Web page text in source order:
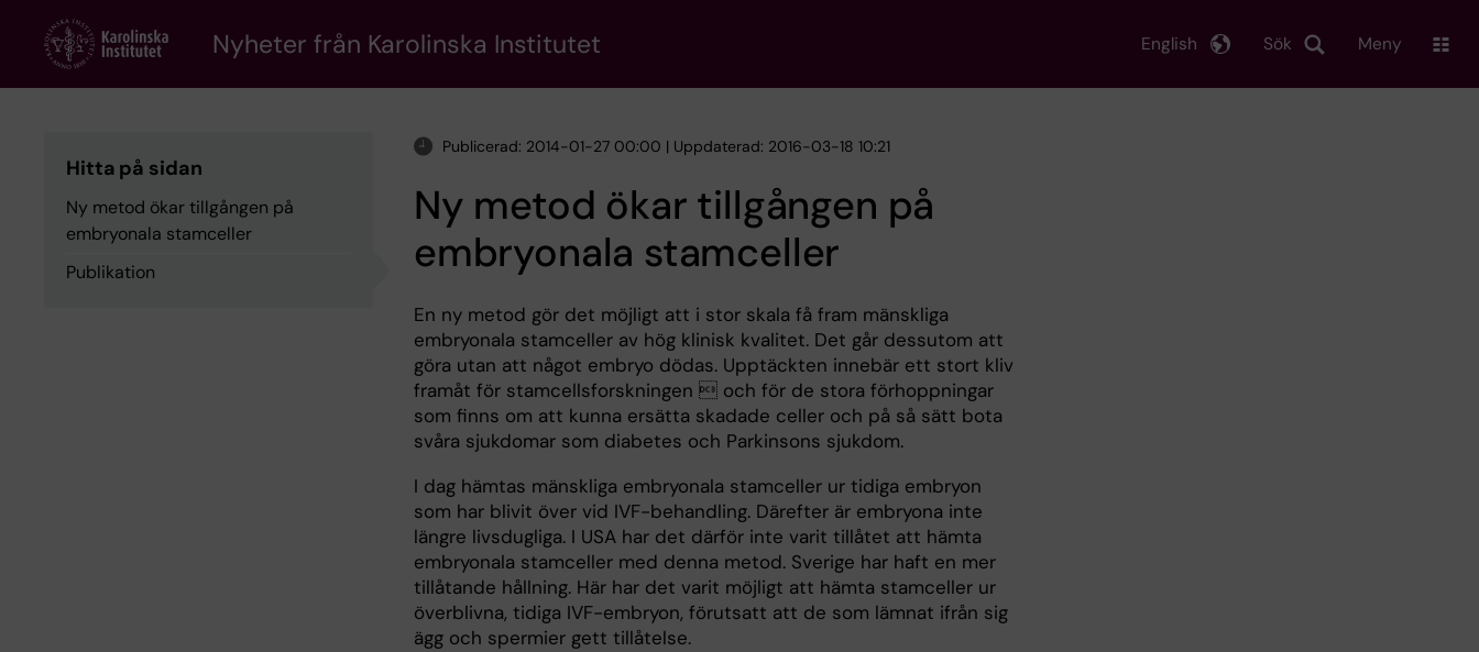
content
Nyheter från Karolinska Institutet Sök
English Meny
Hitta på sidan
Ny metod ökar tillgången på
embryonala stamceller
Publikation
Publicerad: 2014-01-27 00:00 | Uppdaterad: 2016-03-18 10:21
Ny metod ökar tillgången på
embryonala stamceller
En ny metod gör det möjligt att i stor skala få fram mänskliga
embryonala stamceller av hög klinisk kvalitet. Det går dessutom att
göra utan att något embryo dödas. Upptäckten innebär ett stort kliv
framåt för stamcellsforskningen  och för de stora förhoppningar
som finns om att kunna ersätta skadade celler och på så sätt bota
svåra sjukdomar som diabetes och Parkinsons sjukdom.
I dag hämtas mänskliga embryonala stamceller ur tidiga embryon
som har blivit över vid IVF-behandling. Därefter är embryona inte
längre livsdugliga. I USA har det därför inte varit tillåtet att hämta
embryonala stamceller med denna metod. Sverige har haft en mer
tillåtande hållning. Här har det varit möjligt att hämta stamceller ur
överblivna, tidiga IVF-embryon, förutsatt att de som lämnat ifrån sig
ägg och spermier gett tillåtelse.